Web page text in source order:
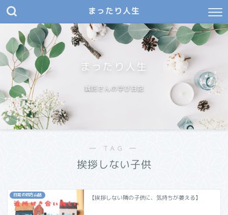
まったり人生
まったり人生
嘱託さんの学び日記
― TAG ―
挨拶しない子供
日常の四方山話 【挨拶しない隣の子供に、気持ちが萎える】